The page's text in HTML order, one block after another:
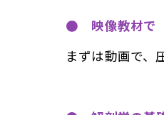
● 映像教材で
まずは動画で、